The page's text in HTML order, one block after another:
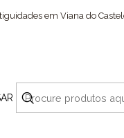
em Viana do